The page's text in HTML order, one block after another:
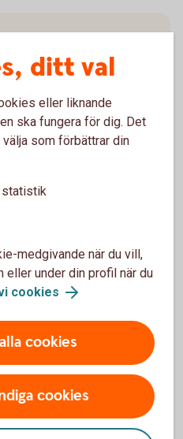
och enkelt tillgång till
som gjorts till
behöver du först
Funktioner, prestanda
ditt val
eller liknande
ska fungera för dig. Det
som förbättrar din
statistik
medgivande när du vill,
eller under din profil när du
cookies
cookies
cookies